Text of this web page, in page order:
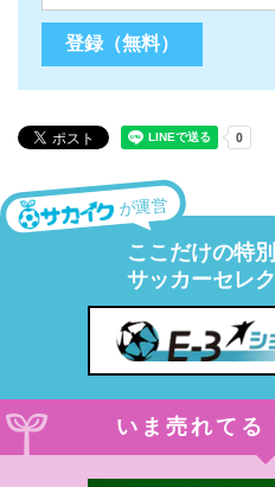
が運営
ここだけの特
サッカーセレ
いま売れてる